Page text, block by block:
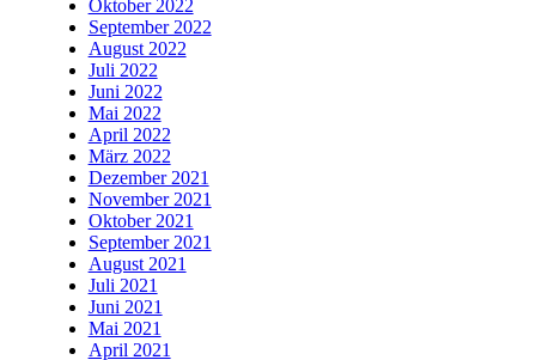
Oktober 2022
September 2022
August 2022
Juli 2022
Juni 2022
Mai 2022
April 2022
März 2022
Dezember 2021
November 2021
Oktober 2021
September 2021
August 2021
Juli 2021
Juni 2021
Mai 2021
April 2021